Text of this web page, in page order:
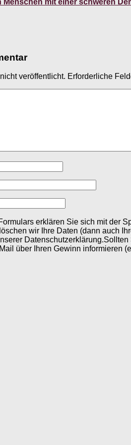
veröffentlicht. Erforderliche
erklären Sie sich mit der
wir Ihre Daten (dann auch
über Ihren Gewinn informieren